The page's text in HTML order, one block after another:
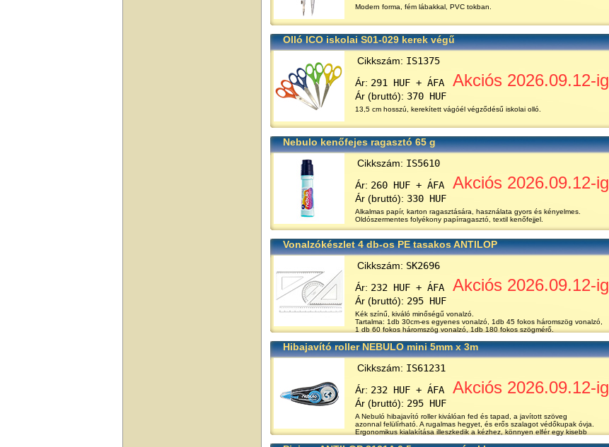
Modern forma, fém lábakkal, PVC tokban.
Olló ICO iskolai S01-029 kerek végű
Cikkszám: IS1375
Ár: 291 HUF + ÁFA Akciós 2026.09.12-ig
Ár (bruttó): 370 HUF
13,5 cm hosszú, kerekített vágóél végződésű iskolai olló.
Nebulo kenőfejes ragasztó 65 g
Cikkszám: IS5610
Ár: 260 HUF + ÁFA Akciós 2026.09.12-ig
Ár (bruttó): 330 HUF
Alkalmas papír, karton ragasztására, használata gyors és kényelmes.
Oldószermentes folyékony papírragasztó, textil kenőfejjel.
Vonalzókészlet 4 db-os PE tasakos ANTILOP
Cikkszám: SK2696
Ár: 232 HUF + ÁFA Akciós 2026.09.12-ig
Ár (bruttó): 295 HUF
Kék színű, kiváló minőségű vonalzó.
Tartalma: 1db 30cm-es egyenes vonalzó, 1db 45 fokos háromszög vonalzó,
1 db 60 fokos háromszög vonalzó, 1db 180 fokos szögmérő.
Hibajavító roller NEBULO mini 5mm x 3m
Cikkszám: IS61231
Ár: 232 HUF + ÁFA Akciós 2026.09.12-ig
Ár (bruttó): 295 HUF
A Nebuló hibajavító roller kiválóan fed és tapad, a javított szöveg
azonnal felülírható. A rugalmas hegyet, és erős szalagot védőkupak óvja.
Ergonomikus kialakítása illeszkedik a kézhez, könnyen elfér egy kisebb